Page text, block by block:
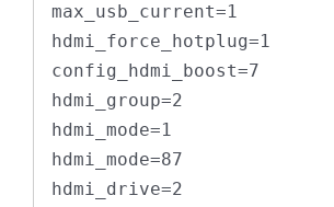
max_usb_current=1
hdmi_force_hotplug=1
config_hdmi_boost=7
hdmi_group=2
hdmi_mode=1
hdmi_mode=87
hdmi_drive=2